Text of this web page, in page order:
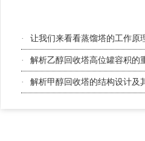
· 让我们来看看蒸馏塔的工作原
· 解析乙醇回收塔高位罐容积的
· 解析甲醇回收塔的结构设计及